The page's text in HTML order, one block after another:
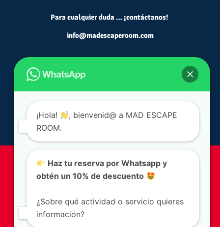
Para cualquier duda … ¡contáctanos!
info@madescaperoom.com
Condiciones legales | Escapes Rooms Madrid |Actividades
de Teambuilding Madrid
Escapes Games Madrid
de Escape en Madrid| Escapismo Madrid
Escape room para niños de 7, 8 y 9 años|Escape room para
niños de 10, 11 y 12 años
y 14 años
Actividades originales para cumpleaños de niños
¡Hola!
, bienvenid@ a MAD ESCAPE
ROOM.
Haz tu reserva por Whatsapp y
obtén un 10% de descuento
¿Sobre qué actividad o servicio quieres
información?